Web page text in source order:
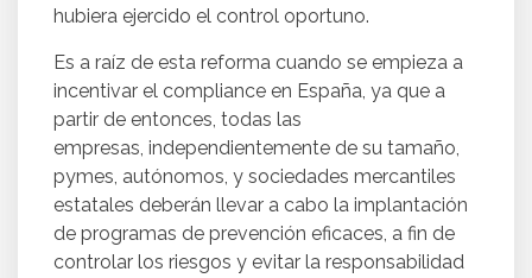
hubiera ejercido el control oportuno.
Es a raíz de esta reforma cuando se empieza a
incentivar el compliance en España, ya que a
partir de entonces, todas las
empresas, independientemente de su tamaño,
pymes, autónomos, y sociedades mercantiles
estatales deberán llevar a cabo la implantación
de programas de prevención eficaces, a fin de
controlar los riesgos y evitar la responsabilidad